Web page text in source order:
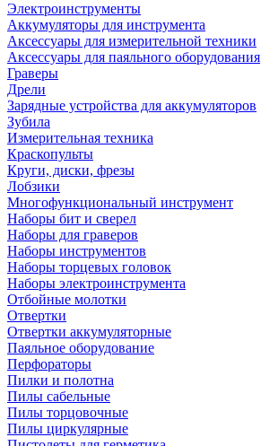
Электроинструменты
Аккумуляторы для инструмента
Аксессуары для измерительной техники
Аксессуары для паяльного оборудования
Граверы
Дрели
Зарядные устройства для аккумуляторов
Зубила
Измерительная техника
Краскопульты
Круги, диски, фрезы
Лобзики
Многофункциональный инструмент
Наборы бит и сверел
Наборы для граверов
Наборы инструментов
Наборы торцевых головок
Наборы электроинструмента
Отбойные молотки
Отвертки
Отвертки аккумуляторные
Паяльное оборудование
Перфораторы
Пилки и полотна
Пилы сабельные
Пилы торцовочные
Пилы циркулярные